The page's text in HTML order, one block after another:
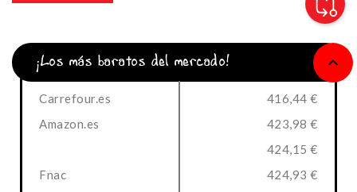
keyboard_arrow_up
¡Los más baratos del mercado!
Carrefour.es
416,44 €
Amazon.es
423,98 €
424,15 €
Fnac
424,93 €